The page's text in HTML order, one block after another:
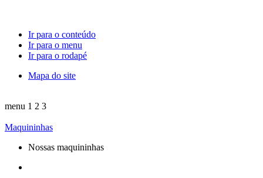
Ir para o conteúdo
Ir para o menu
Ir para o rodapé
Mapa do site
menu 1 2 3
Maquininhas
Nossas maquininhas